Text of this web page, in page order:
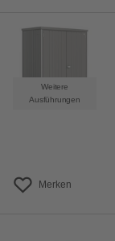
Weitere
Ausführungen
Merken